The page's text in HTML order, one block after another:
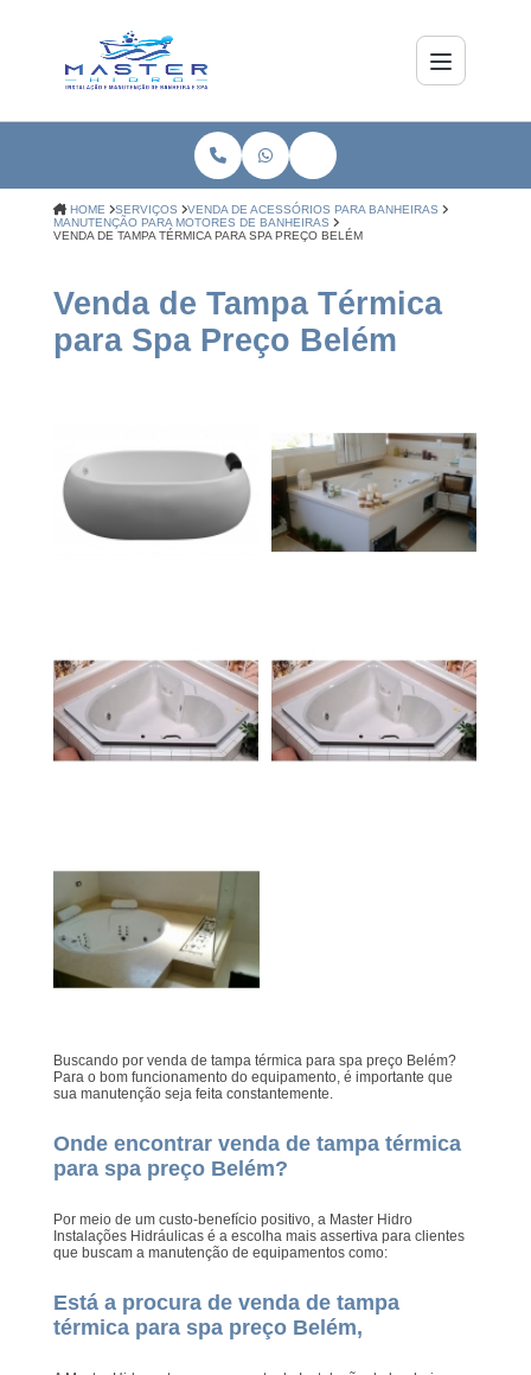
HOME SERVIÇOS
VENDA DE ACESSÓRIOS PARA BANHEIRAS
MANUTENÇÃO PARA MOTORES DE BANHEIRAS
VENDA DE TAMPA TÉRMICA PARA SPA PREÇO BELÉM
Venda de Tampa Térmica
para Spa Preço Belém
Buscando por venda de tampa térmica para spa preço Belém?
Para o bom funcionamento do equipamento, é importante que
sua manutenção seja feita constantemente.
Onde encontrar venda de tampa térmica
para spa preço Belém?
Por meio de um custo-benefício positivo, a Master Hidro
Instalações Hidráulicas é a escolha mais assertiva para clientes
que buscam a manutenção de equipamentos como:
Está a procura de venda de tampa
térmica para spa preço Belém,